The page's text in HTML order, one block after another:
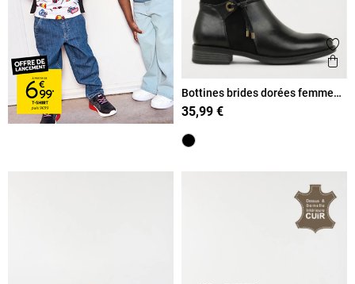
Bottines brides dorées femme
(36-41)
35,99 €